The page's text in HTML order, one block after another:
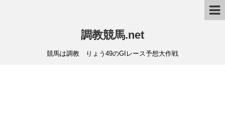
調教競馬.net
競馬は調教 りょう49のGIレース予想大作戦